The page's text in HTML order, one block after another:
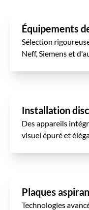
Équipements
Sélection
Neff, Siemenset
Installation
Des appareils
visuel épuré et
Plaques
Technologies